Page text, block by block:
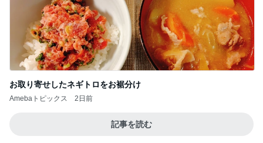
お取り寄せしたネギトロをお裾分け
Amebaトピックス 2日前
記事を読む